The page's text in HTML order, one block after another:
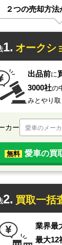
２つの売却方法
1. オークシ
出品前に
3000社の
みとやり取
カー 愛車のメー
無料 愛車の買
2. 買取一括
業界最
最大12